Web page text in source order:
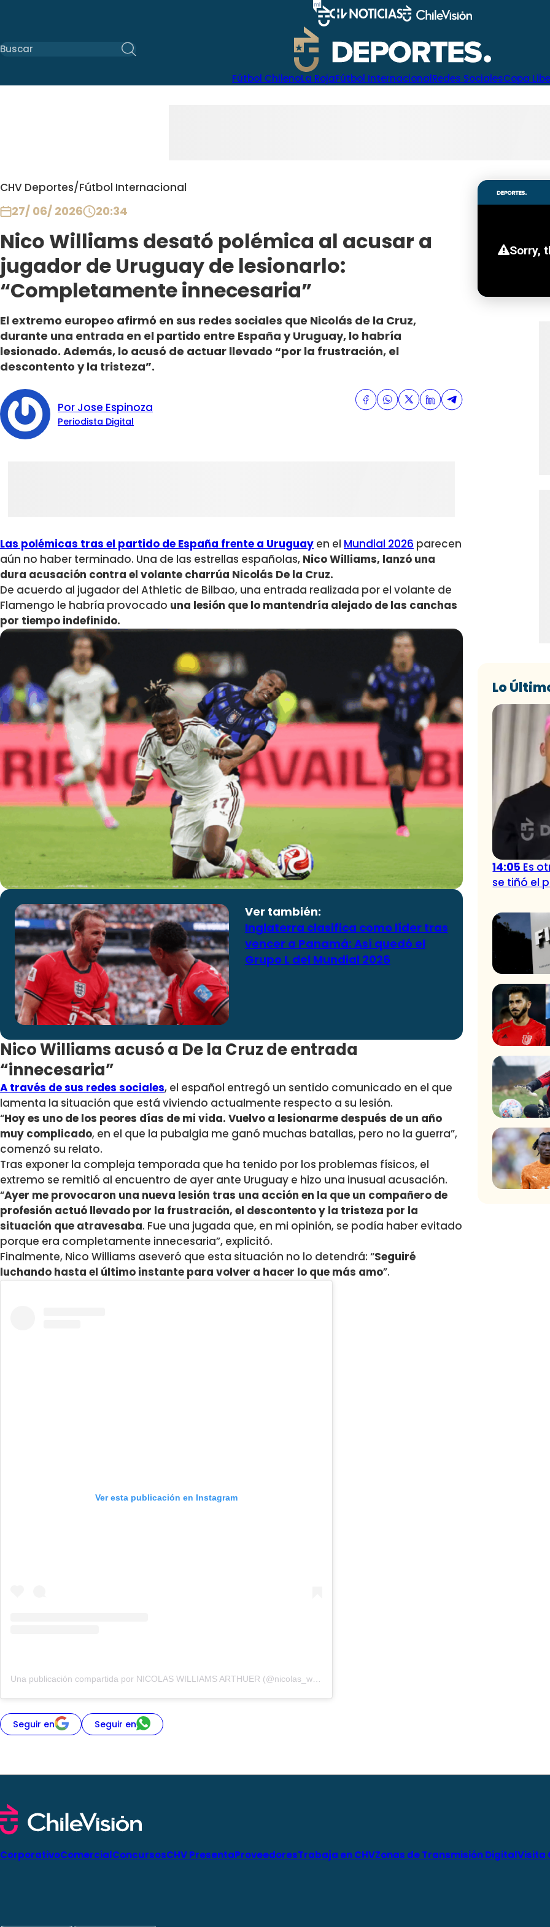
Fútbol ChilenoLa RojaFútbol InternacionalRedes SocialesCopa
CHV Deportes/Fútbol Internacional
27/ 06/ 2026 20:34
Nico Williams desató polémica al acusar a
jugador de Uruguay de lesionarlo:
“Completamente innecesaria”
El extremo europeo afirmó en sus redes sociales que Nicolás de la Cruz,
durante una entrada en el partido entre España y Uruguay, lo habría
lesionado. Además, lo acusó de actuar llevado “por la frustración, el
descontento y la tristeza”.
Por Jose Espinoza
Periodista Digital
Las polémicas tras el partido de España frente a Uruguay en el Mundial 2026 parecen
aún no haber terminado. Una de las estrellas españolas, Nico Williams, lanzó una
dura acusación contra el volante charrúa Nicolás De la Cruz.
De acuerdo al jugador del Athletic de Bilbao, una entrada realizada por el volante de
Flamengo le habría provocado una lesión que lo mantendría alejado de las canchas
por tiempo indefinido.
Ver también:
Inglaterra clasifica como líder tras
vencer a Panamá: Así quedó el
Grupo L del Mundial 2026
Nico Williams acusó a De la Cruz de entrada
“innecesaria”
A través de sus redes sociales, el español entregó un sentido comunicado en el que
lamenta la situación que está viviendo actualmente respecto a su lesión.
“Hoy es uno de los peores días de mi vida. Vuelvo a lesionarme después de un año
muy complicado, en el que la pubalgia me ganó muchas batallas, pero no la guerra”,
comenzó su relato.
Tras exponer la compleja temporada que ha tenido por los problemas físicos, el
extremo se remitió al encuentro de ayer ante Uruguay e hizo una inusual acusación.
“Ayer me provocaron una nueva lesión tras una acción en la que un compañero de
profesión actuó llevado por la frustración, el descontento y la tristeza por la
situación que atravesaba. Fue una jugada que, en mi opinión, se podía haber evitado
porque era completamente innecesaria”, explicitó.
Finalmente, Nico Williams aseveró que esta situación no lo detendrá: “Seguiré
luchando hasta el último instante para volver a hacer lo que más amo”.
Ver esta publicación en Instagram
Seguir en Seguir en
Lo
14:05 Es
se tiñó el
CorporativoComercialConcursosCHV PresentaProveedoresTrabaja en CHVZonas de Transmisión DigitalVisita